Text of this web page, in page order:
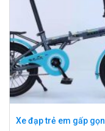
Xe đạp trẻ em gấp gọn